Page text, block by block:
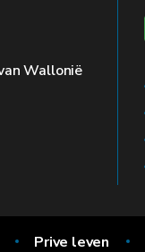
Wallonië
Prive leven